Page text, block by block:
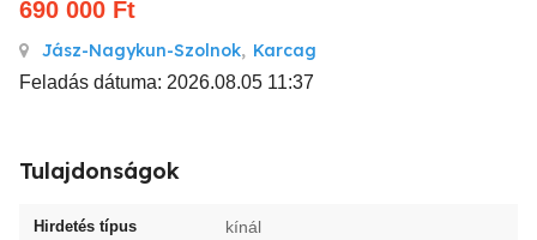
690 000 Ft
Jász-Nagykun-Szolnok, Karcag
Feladás dátuma: 2026.08.05 11:37
Tulajdonságok
Hirdetés típus kínál